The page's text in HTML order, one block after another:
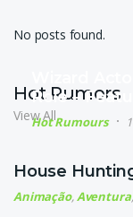
No posts found.
Hot Rumors
View All
Role –
Hot Rumours
House
Animação,Aventura,